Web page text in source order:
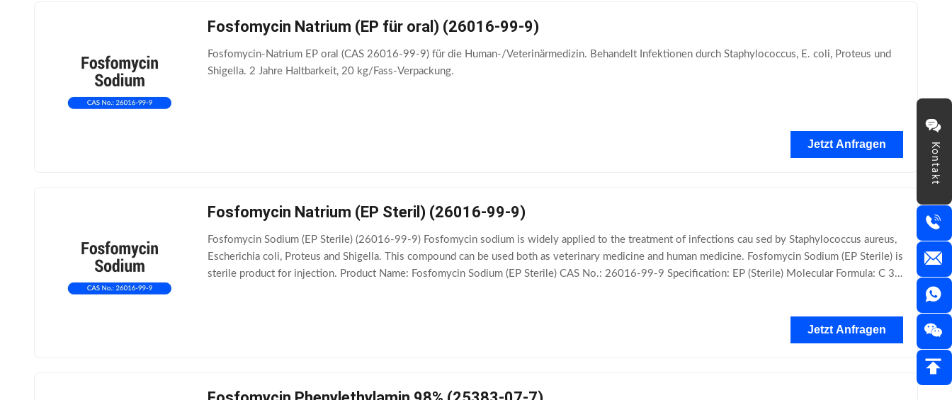
Kontakt
Fosfomycin Natrium (EP für oral) (26016-99-9)
Fosfomycin-Natrium EP oral (CAS 26016-99-9) für die Human-/Veterinärmedizin. Behandelt Infektionen durch Staphylococcus, E. coli, Proteus und
Shigella. 2 Jahre Haltbarkeit, 20 kg/Fass-Verpackung.
Jetzt Anfragen
Fosfomycin Natrium (EP Steril) (26016-99-9)
Fosfomycin Sodium (EP Sterile) (26016-99-9) Fosfomycin sodium is widely applied to the treatment of infections cau sed by Staphylococcus aureus,
Escherichia coli, Proteus and Shigella. This compound can be used both as veterinary medicine and human medicine. Fosfomycin Sodium (EP Sterile) is
sterile product for injection. Product Name: Fosfomycin Sodium (EP Sterile) CAS No.: 26016-99-9 Specification: EP (Sterile) Molecular Formula: C 3
Jetzt Anfragen